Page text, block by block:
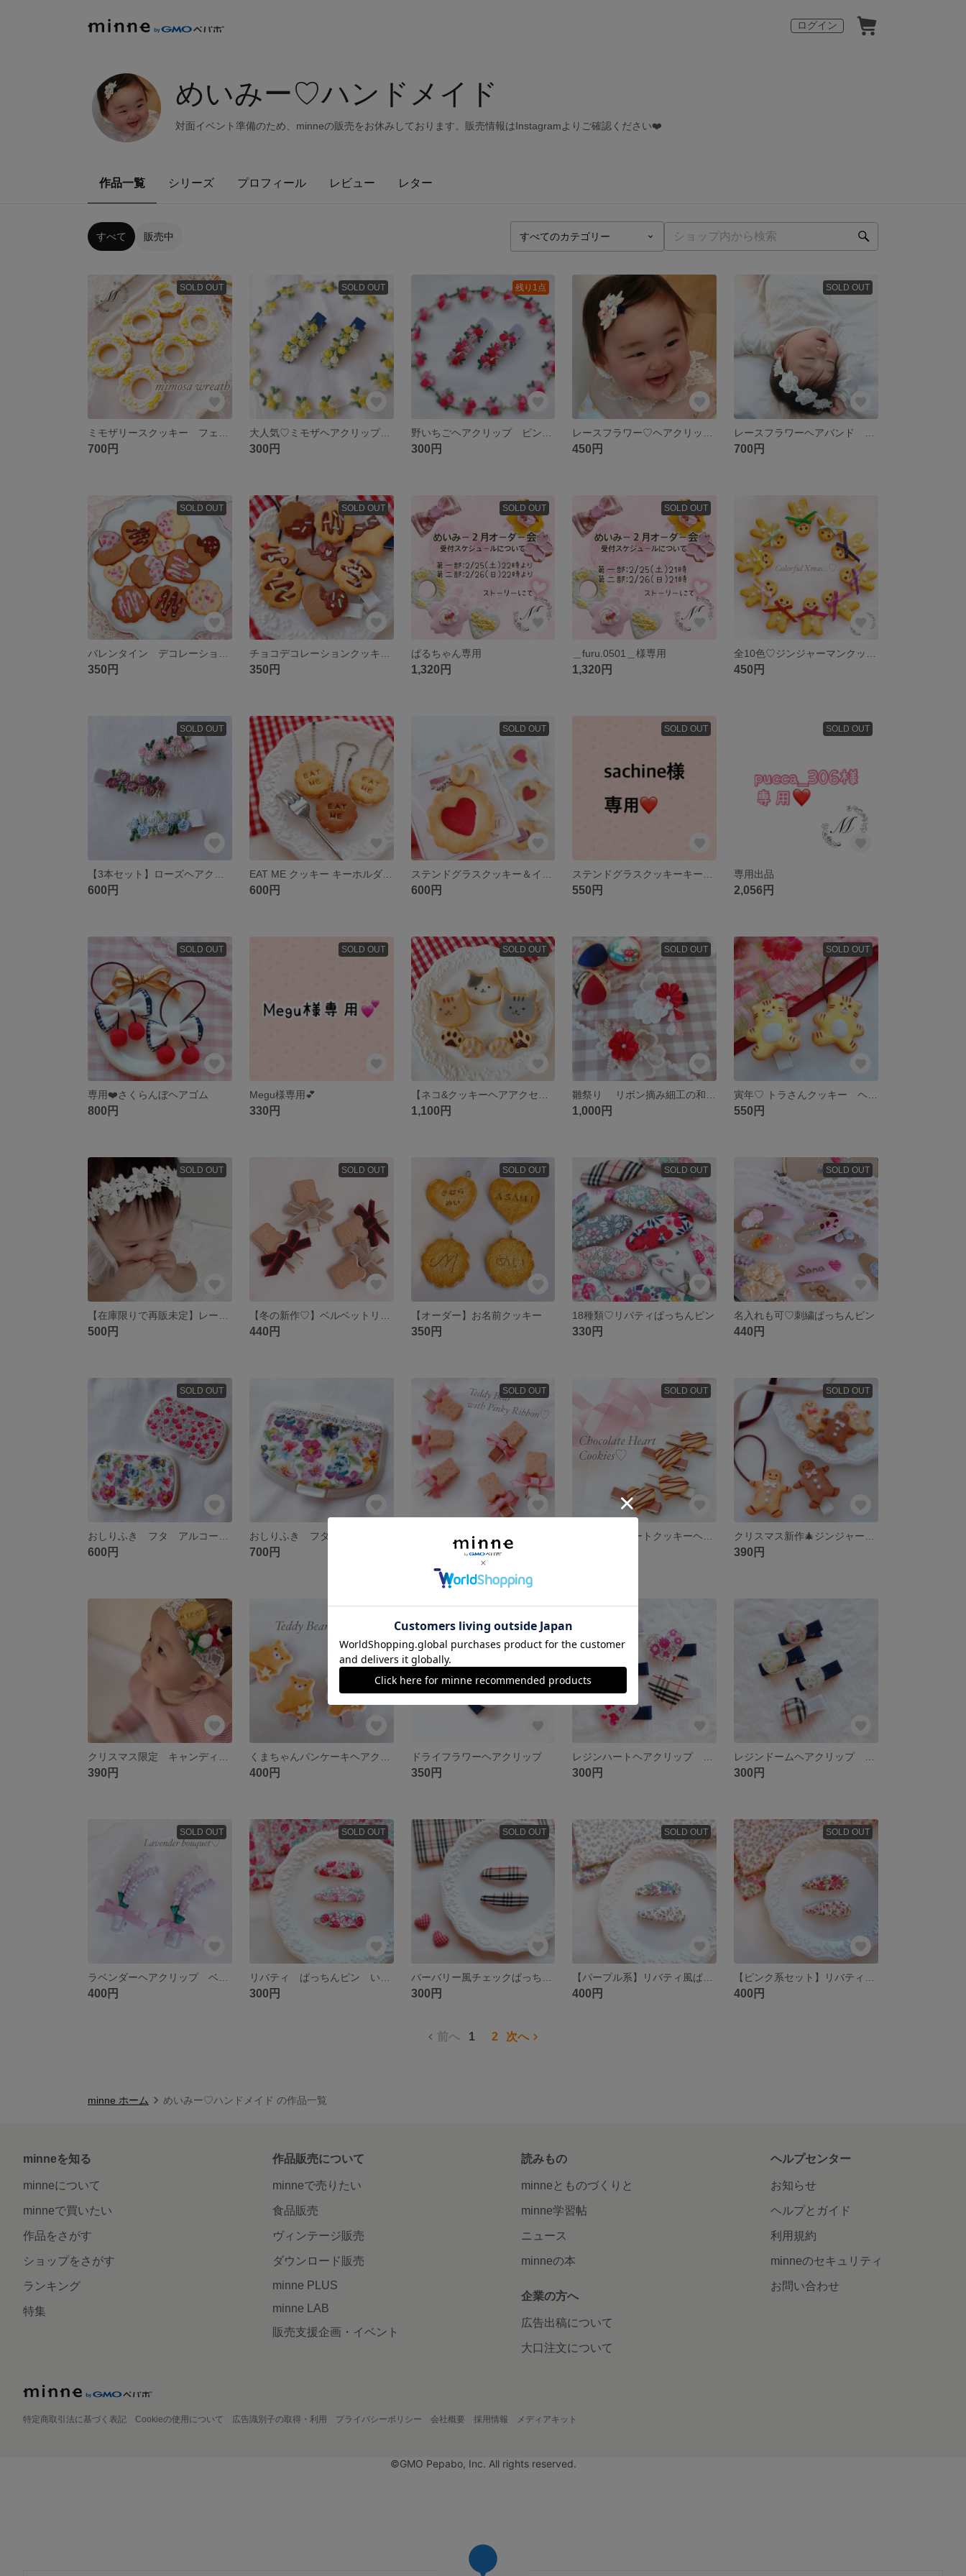
ログイン
めいみー♡ハンドメイド
対面イベント準備のため、minneの販売をお休みしております。販売情報はInstagramよりご確認ください❤️
作品一覧 シリーズ プロフィール レビュー レター
すべて 販売中
SOLD OUT
700円
SOLD OUT
大人気♡ミモザヘアクリップ イエロー ベビーヘアクリップ ヘアクリップ 春 ミモザ
300円
残り1点
300円 450円
SOLD OUT
700円
SOLD OUT
350円
SOLD OUT
350円
SOLD OUT
ぱるちゃん専用
1,320円
SOLD OUT
＿furu.0501＿様専用
1,320円 450円
SOLD OUT
600円
EAT ME クッキー キーホルダー クリームサンドクッキー
600円
SOLD OUT
600円
SOLD OUT
550円
SOLD OUT
専用出品
2,056円
SOLD OUT
専用❤️さくらんぼヘアゴム
800円
SOLD OUT
Megu様専用💕
330円
SOLD OUT
1,100円
SOLD OUT
1,000円
SOLD OUT
550円
SOLD OUT
500円
SOLD OUT
440円
SOLD OUT
【オーダー】お名前クッキー
350円
SOLD OUT
18種類♡リバティぱっちんピン
330円
SOLD OUT
名入れも可♡刺繍ぱっちんピン
440円
SOLD OUT
600円 700円
SOLD OUT SOLD OUT SOLD OUT
390円
390円 400円
ドライフラワーヘアクリップ
350円 300円 300円
SOLD OUT
400円
SOLD OUT
300円
SOLD OUT
300円
SOLD OUT
400円
SOLD OUT
400円
前へ 1 2 次へ
minne ホーム めいみー♡ハンドメイド の作品一覧
minneを知る
minneについて
minneで買いたい
作品をさがす
ショップをさがす
ランキング
特集
作品販売について
minneで売りたい
食品販売
ヴィンテージ販売
ダウンロード販売
minne PLUS
minne LAB
販売支援企画・イベント
読みもの
minneとものづくりと
minne学習帖
ニュース
minneの本
企業の方へ
広告出稿について
大口注文について
ヘルプセンター
お知らせ
ヘルプとガイド
利用規約
minneのセキュリティ
お問い合わせ
特定商取引法に基づく表記 Cookieの使用について 広告識別子の取得・利用 プライバシーポリシー 会社概要 採用情報 メディアキット
©GMO Pepabo, Inc. All rights reserved.